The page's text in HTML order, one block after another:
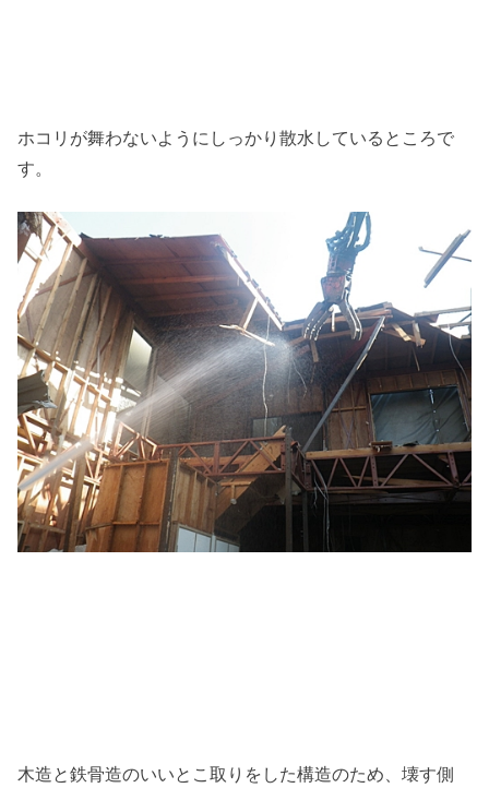
ホコリが舞わないようにしっかり散水しているところで
す。
木造と鉄骨造のいいとこ取りをした構造のため、壊す側